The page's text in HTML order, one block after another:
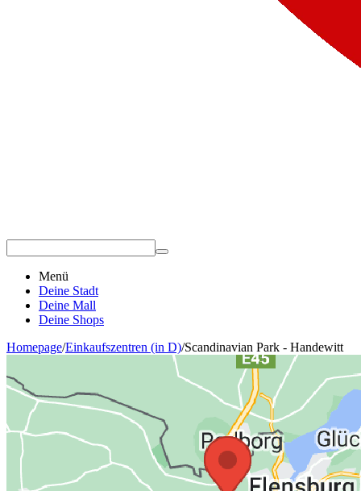
Menü
Deine Stadt
Deine Mall
Deine Shops
Homepage/Einkaufszentren (in D)/Scandinavian Park - Handewitt